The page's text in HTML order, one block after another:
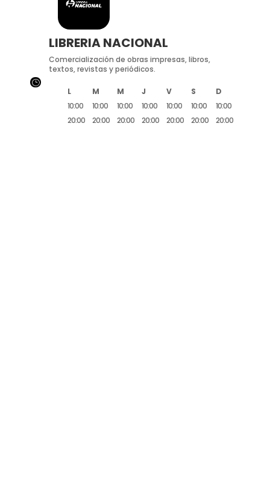
LIBRERIA NACIONAL
Comercialización de obras impresas, libros,
textos, revistas y periódicos.
L M M J V S
D
10:00
20:00
10:00
20:00
10:00
20:00
10:00
20:00
10:00
20:00
10:00
20:00
10:00
20:00
}